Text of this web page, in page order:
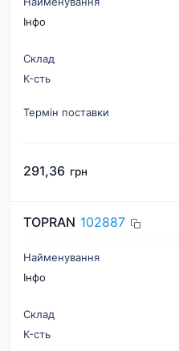
Інфо
Склад
К-cть
Термін поставки
291,36 грн
TOPRAN 102887
Найменування
Інфо
Склад
К-cть